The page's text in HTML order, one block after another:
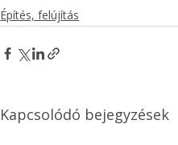
Építés, felújítás
Kapcsolódó bejegyzések